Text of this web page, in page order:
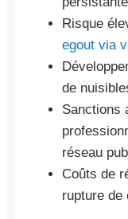
Risque
egout via
de
Sanctions
réseau
Coûts de
rupture de